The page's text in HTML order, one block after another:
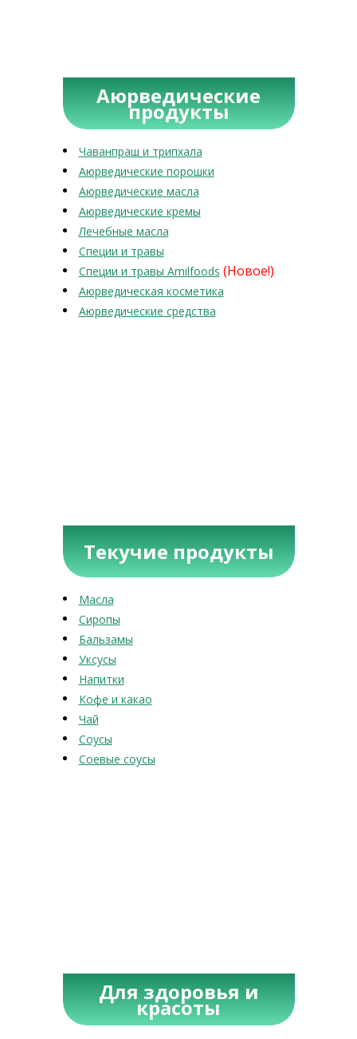
Аюрведические
продукты
Чаванпраш и трипхала
Аюрведические порошки
Аюрведические масла
Аюрведические кремы
Лечебные масла
Специи и травы
Специи и травы Amilfoods (Новое!)
Аюрведическая косметика
Аюрведические средства
Текучие продукты
Масла
Сиропы
Бальзамы
Уксусы
Напитки
Кофе и какао
Чай
Соусы
Соевые соусы
Для здоровья и
красоты